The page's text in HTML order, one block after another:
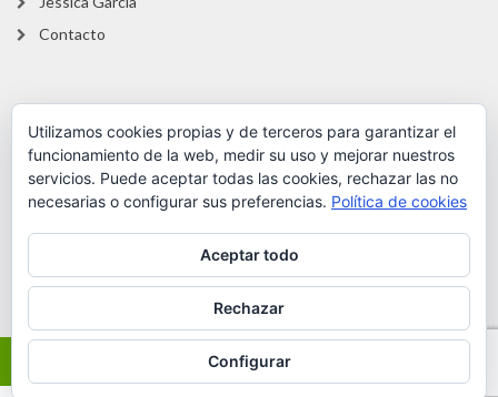
Contacto
Información sobre las cookies
Política de cookies
Política de privacidad
Libros al descubierto © 2017 Todos los derechos reservados
Utilizamos cookies propias y de terceros para garantizar el
funcionamiento de la web, medir su uso y mejorar nuestros
servicios. Puede aceptar todas las cookies, rechazar las no
necesarias o configurar sus preferencias. Política de cookies
Aceptar todo
Rechazar
Configurar